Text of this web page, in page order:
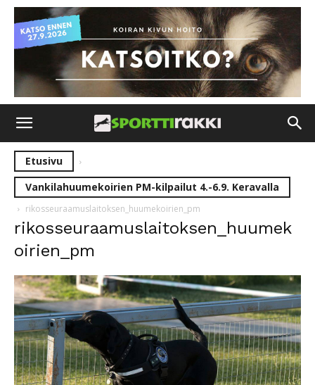
Etusivu
Vankilahuumekoirien PM-kilpailut 4.-6.9. Keravalla
rikosseuraamuslaitoksen_huumekoirien_pm
rikosseuraamuslaitoksen_huumek
oirien_pm